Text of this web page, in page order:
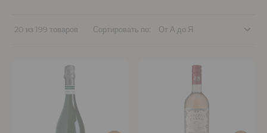
20 из 199 товаров Сортировать по: